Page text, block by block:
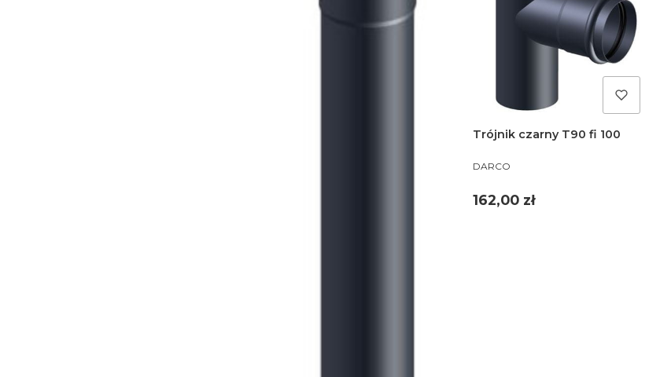
Trójnik czarny T90 fi 100
PRODUCENT
DARCO
Cena
162,00 zł